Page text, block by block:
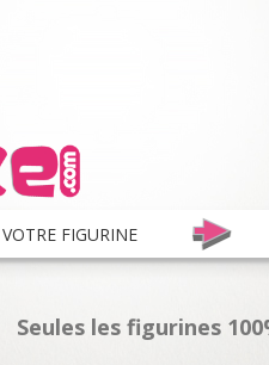
FIGURINE
Seules les figurines